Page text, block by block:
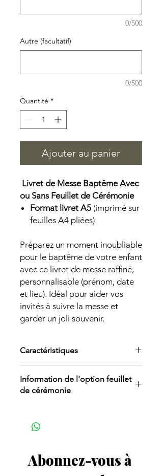
0/500
Autre (facultatif)
0/500
Quantité *
Ajouter au panier
Livret de Messe Baptême Avec
ou Sans Feuillet de Cérémonie
Format livret A5 (imprimé sur
feuilles A4 pliées)
Préparez un moment inoubliable
pour le baptême de votre enfant
avec ce livret de messe raffiné,
personnalisable (prénom, date
et lieu). Idéal pour aider vos
invités à suivre la messe et
garder un joli souvenir.
Caractéristiques
Dimensions livret fermé : A5 (14,8 x
21 cm)
Couverture sur papier épais 200g
Information de l'option feuillet
de cérémonie
clinstantdunevie@gmail.com) le
dérouler complet de votre
Ce document comprend :
Le déroulé détaillé de la
cérémonie
Abonnez-vous à